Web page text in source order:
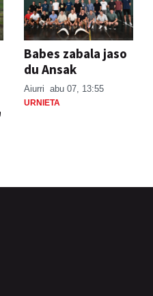
Babes zabala jaso
du Ansak
Aiurri abu 07, 13:55
URNIETA